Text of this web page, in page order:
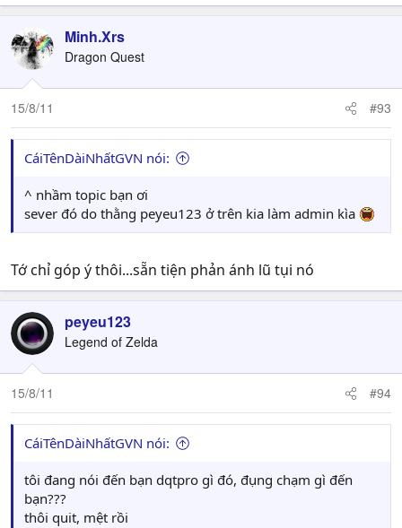
Minh.Xrs
Dragon Quest
15/8/11 #93
CáiTênDàiNhấtGVN nói:
^ nhầm topic bạn ơi
sever đó do thằng peyeu123 ở trên kia làm admin kìa
Tớ chỉ góp ý thôi...sẵn tiện phản ánh lũ tụi nó
peyeu123
Legend of Zelda
15/8/11 #94
CáiTênDàiNhấtGVN nói:
tôi đang nói đến bạn dqtpro gì đó, đụng chạm gì đến
bạn???
thôi quit, mệt rồi